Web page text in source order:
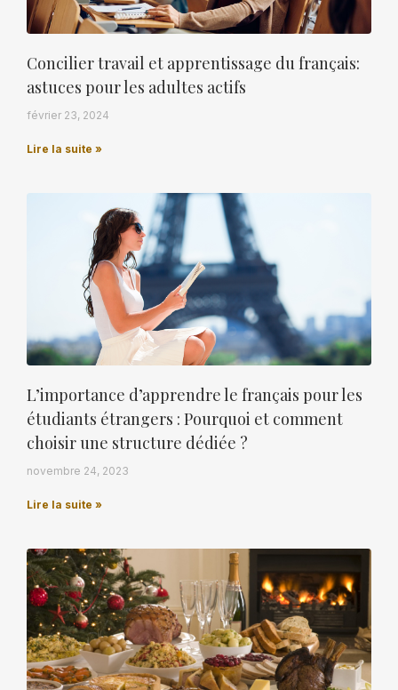
Concilier travail et apprentissage du français:
astuces pour les adultes actifs
février 23, 2024
Lire la suite »
L’importance d’apprendre le français pour les
étudiants étrangers : Pourquoi et comment
choisir une structure dédiée ?
novembre 24, 2023
Lire la suite »